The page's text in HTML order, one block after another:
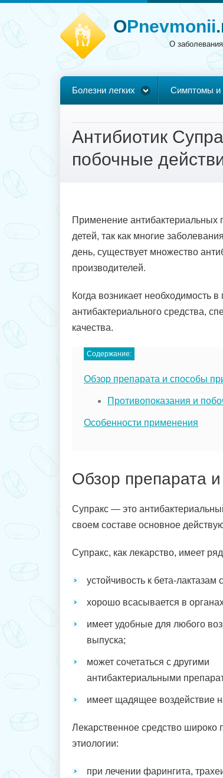
OPnevmonii
О
Болезни легких Симптомы и
Антибиотик
побочные
Применение антибактериальных
детей, так как многие
день, существует множество
производителей.
Когда возникает необходимость
антибактериального средства,
качества.
Содержание:
Обзор препарата и способы
Противопоказания и
Особенности применения
Обзор препарата
Супракс — это
своем составе основное
Супракс, как лекарство, имеет
устойчивость к бета-лактазам
хорошо всасывается в
имеет удобные для любого
выпуска;
может сочетаться с другими
антибактериальными
имеет щадящее воздействие
Лекарственное средство
этиологии:
при лечении фарингита,